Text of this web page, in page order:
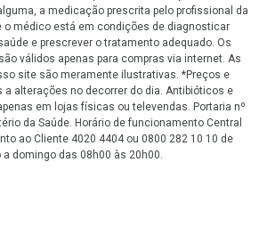
a medicação prescrita pelo profissional da
o médico está em condições de diagnosticar
e prescrever o tratamento adequado. Os
válidos apenas para compras via internet. As
site são meramente ilustrativas. *Preços e
a alterações no decorrer do dia. Antibióticos e
em lojas físicas ou televendas. Portaria nº
da Saúde. Horário de funcionamento Central
ao Cliente 4020 4404 ou 0800 282 10 10 de
a domingo das 08h00 às 20h00.